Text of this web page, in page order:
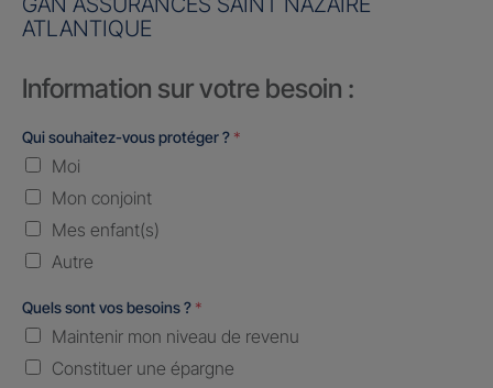
ATLANTIQUE
Information sur votre besoin :
Qui souhaitez-vous protéger ? *
Moi
Mon conjoint
Mes enfant(s)
Autre
Quels sont vos besoins ? *
Maintenir mon niveau de revenu
Constituer une épargne